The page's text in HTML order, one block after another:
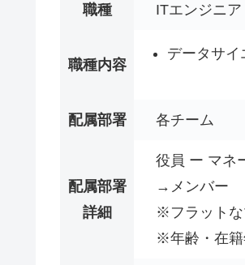
職種 ITエンジニア
職種内容
データサイ
配属部署 各チーム
配属部署
詳細
役員 ー マネ
→メンバー
※フラットな
※年齢・在籍